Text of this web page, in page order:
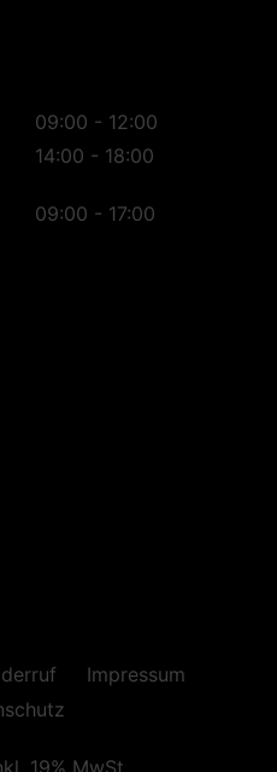
09:00 - 12:00
14:00 - 18:00
09:00 - 17:00
Impressum